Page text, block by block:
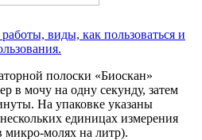
виды, как пользоваться и
полоски «Биоскан»
в мочу на одну секунду, затем
На упаковке указаны
единицах измерения
микро-молях на литр).